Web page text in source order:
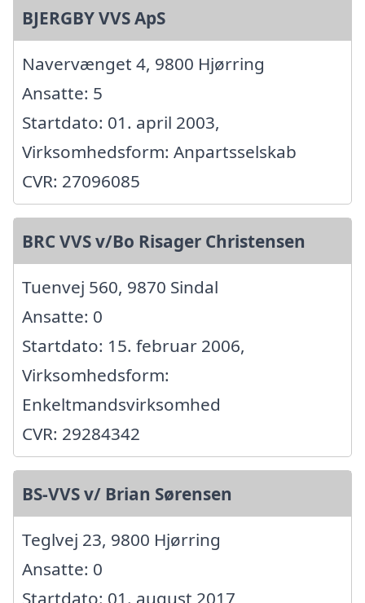
BJERGBY VVS ApS
Navervænget 4, 9800 Hjørring
Ansatte: 5
Startdato: 01. april 2003,
Virksomhedsform: Anpartsselskab
CVR: 27096085
BRC VVS v/Bo Risager Christensen
Tuenvej 560, 9870 Sindal
Ansatte: 0
Startdato: 15. februar 2006,
Virksomhedsform:
Enkeltmandsvirksomhed
CVR: 29284342
BS-VVS v/ Brian Sørensen
Teglvej 23, 9800 Hjørring
Ansatte: 0